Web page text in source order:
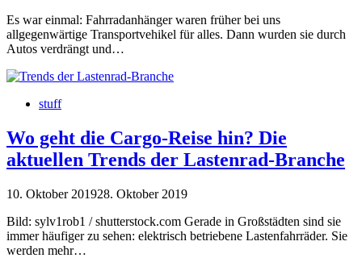
Es war einmal: Fahrradanhänger waren früher bei uns
allgegenwärtige Transportvehikel für alles. Dann wurden sie durch
Autos verdrängt und…
stuff
Wo geht die Cargo-Reise hin? Die
aktuellen Trends der Lastenrad-Branche
10. Oktober 201928. Oktober 2019
Bild: sylv1rob1 / shutterstock.com Gerade in Großstädten sind sie
immer häufiger zu sehen: elektrisch betriebene Lastenfahrräder. Sie
werden mehr…